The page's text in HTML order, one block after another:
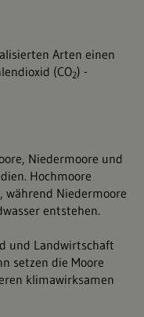
Arten einen
(CO2) -
Niedermoore und
Hochmoore
während Niedermoore
entstehen.
und Landwirtschaft
setzen die Moore
klimawirksamen